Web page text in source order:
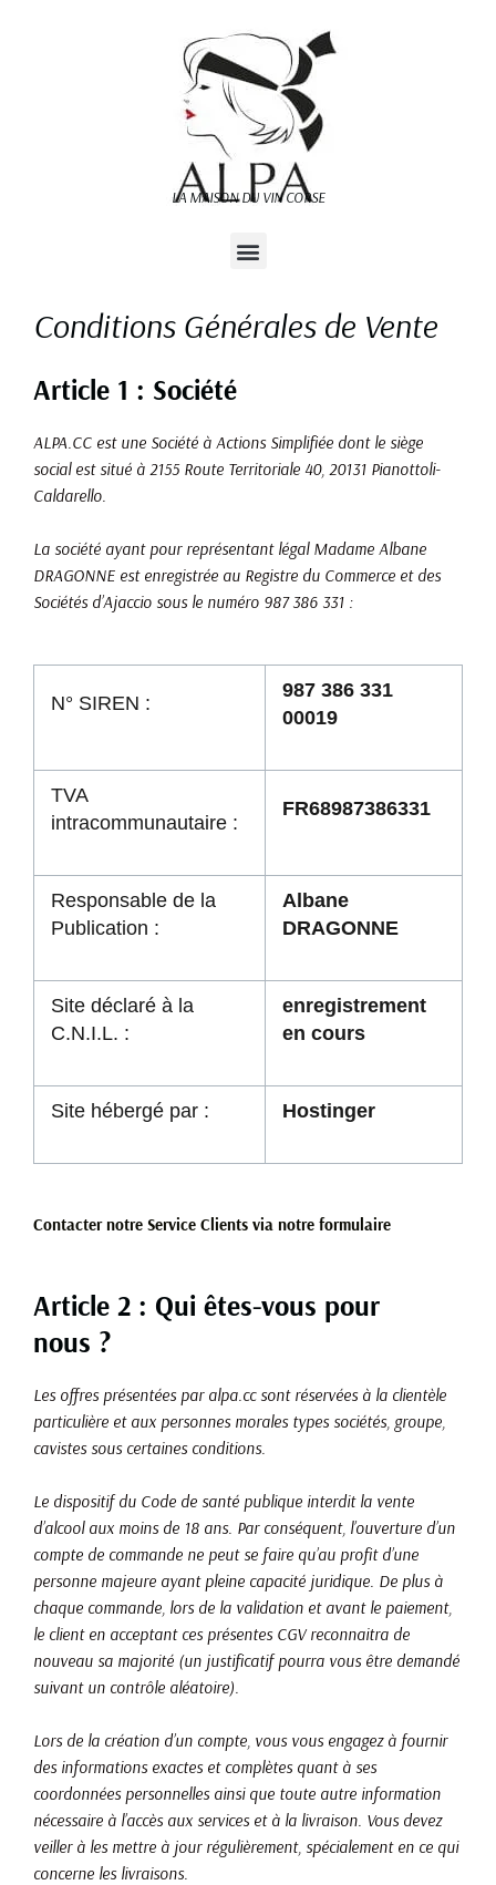
LA MAISON DU VIN CORSE
Conditions Générales de Vente
Article 1 : Société
ALPA.CC est une Société à Actions Simplifiée dont le siège
social est situé à 2155 Route Territoriale 40, 20131 Pianottoli-
Caldarello.
La société ayant pour représentant légal Madame Albane
DRAGONNE est enregistrée au Registre du Commerce et des
Sociétés d’Ajaccio sous le numéro 987 386 331 :
N° SIREN :
987 386 331
00019
TVA
intracommunautaire :
FR68987386331
Responsable de la
Publication :
Albane
DRAGONNE
Site déclaré à la
C.N.I.L. :
enregistrement
en cours
Site hébergé par : Hostinger
Contacter notre Service Clients via notre formulaire
Article 2 : Qui êtes-vous pour
nous ?
Les offres présentées par alpa.cc sont réservées à la clientèle
particulière et aux personnes morales types sociétés, groupe,
cavistes sous certaines conditions.
Le dispositif du Code de santé publique interdit la vente
d’alcool aux moins de 18 ans. Par conséquent, l’ouverture d’un
compte de commande ne peut se faire qu’au profit d’une
personne majeure ayant pleine capacité juridique. De plus à
chaque commande, lors de la validation et avant le paiement,
le client en acceptant ces présentes CGV reconnaitra de
nouveau sa majorité (un justificatif pourra vous être demandé
suivant un contrôle aléatoire).
Lors de la création d’un compte, vous vous engagez à fournir
des informations exactes et complètes quant à ses
coordonnées personnelles ainsi que toute autre information
nécessaire à l’accès aux services et à la livraison. Vous devez
veiller à les mettre à jour régulièrement, spécialement en ce qui
concerne les livraisons.